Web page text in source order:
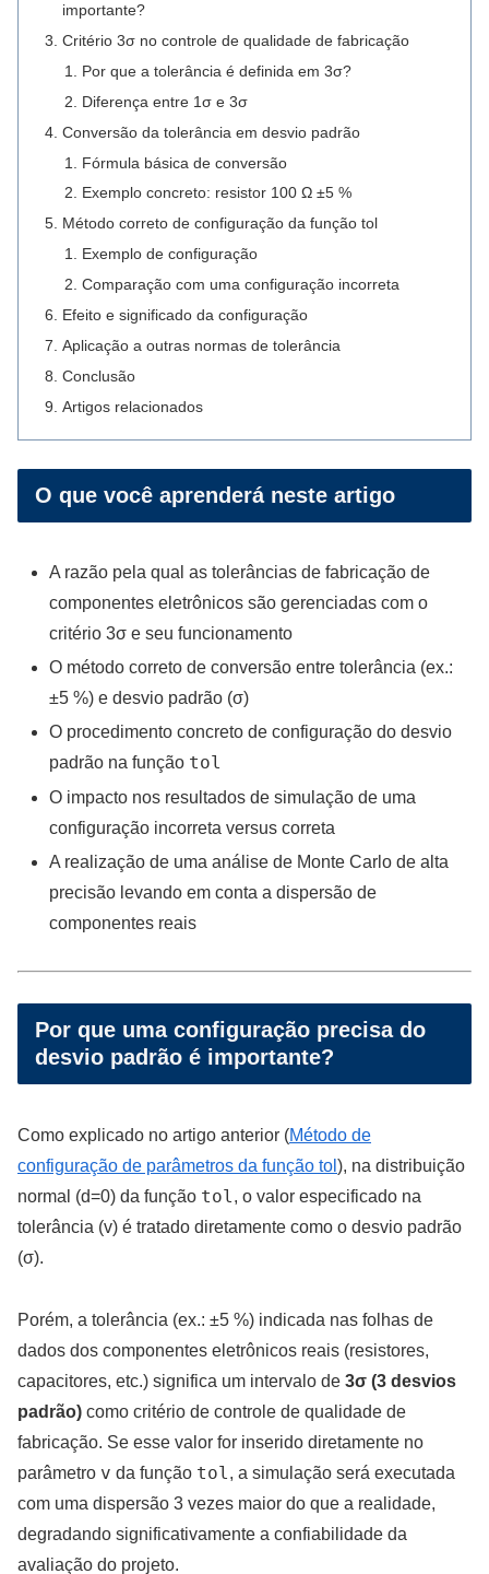
importante?
Critério 3σ no controle de qualidade de fabricação
Por que a tolerância é definida em 3σ?
Diferença entre 1σ e 3σ
Conversão da tolerância em desvio padrão
Fórmula básica de conversão
Exemplo concreto: resistor 100 Ω ±5 %
Método correto de configuração da função tol
Exemplo de configuração
Comparação com uma configuração incorreta
Efeito e significado da configuração
Aplicação a outras normas de tolerância
Conclusão
Artigos relacionados
O que você aprenderá neste artigo
A razão pela qual as tolerâncias de fabricação de
componentes eletrônicos são gerenciadas com o
critério 3σ e seu funcionamento
O método correto de conversão entre tolerância (ex.:
±5 %) e desvio padrão (σ)
O procedimento concreto de configuração do desvio
padrão na função tol
O impacto nos resultados de simulação de uma
configuração incorreta versus correta
A realização de uma análise de Monte Carlo de alta
precisão levando em conta a dispersão de
componentes reais
Por que uma configuração precisa do
desvio padrão é importante?
Como explicado no artigo anterior (Método de
configuração de parâmetros da função tol ), na distribuição
normal (d=0) da função tol , o valor especificado na
tolerância (v) é tratado diretamente como o desvio padrão
(σ).
Porém, a tolerância (ex.: ±5 %) indicada nas folhas de
dados dos componentes eletrônicos reais (resistores,
capacitores, etc.) significa um intervalo de 3σ (3 desvios
padrão) como critério de controle de qualidade de
fabricação. Se esse valor for inserido diretamente no
parâmetro v da função tol , a simulação será executada
com uma dispersão 3 vezes maior do que a realidade,
degradando significativamente a confiabilidade da
avaliação do projeto.